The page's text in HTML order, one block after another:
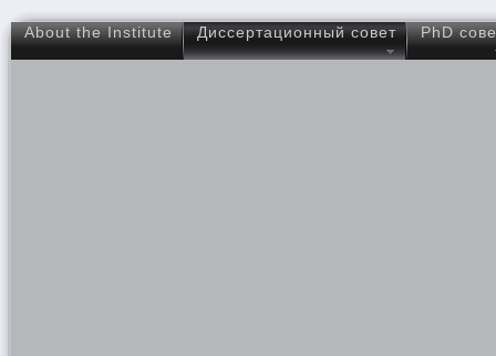
About the Institute Диссертационный совет PhD